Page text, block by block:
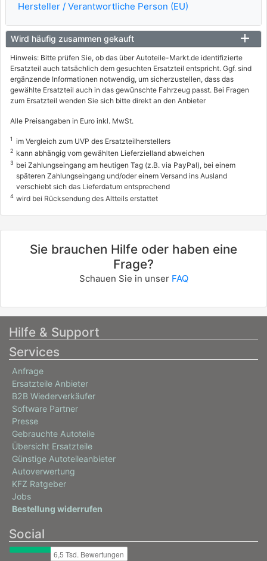
Hersteller / Verantwortliche Person (EU)
Wird häufig zusammen gekauft
Hinweis: Bitte prüfen Sie, ob das über Autoteile-Markt.de identifizierte
Ersatzteil auch tatsächlich dem gesuchten Ersatzteil entspricht. Ggf. sind
ergänzende Informationen notwendig, um sicherzustellen, dass das
gewählte Ersatzteil auch in das gewünschte Fahrzeug passt. Bei Fragen
zum Ersatzteil wenden Sie sich bitte direkt an den Anbieter
Alle Preisangaben in Euro inkl. MwSt.
1 im Vergleich zum UVP des Ersatzteilherstellers
2 kann abhängig vom gewählten Lieferzielland abweichen
3 bei Zahlungseingang am heutigen Tag (z.B. via PayPal), bei einem
späteren Zahlungseingang und/oder einem Versand ins Ausland
verschiebt sich das Lieferdatum entsprechend
4 wird bei Rücksendung des Altteils erstattet
Sie brauchen Hilfe oder haben eine
Frage?
Schauen Sie in unser FAQ
Hilfe & Support
Services
Anfrage
Ersatzteile Anbieter
B2B Wiederverkäufer
Software Partner
Presse
Gebrauchte Autoteile
Übersicht Ersatzteile
Günstige Autoteileanbieter
Autoverwertung
KFZ Ratgeber
Jobs
Bestellung widerrufen
Social